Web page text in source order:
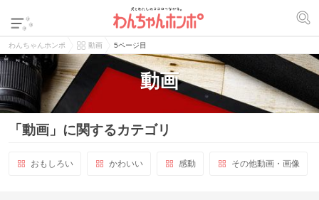
わんちゃんホンポ 動画 5ページ目
動画
「動画」に関するカテゴリ
おもしろい かわいい 感動 その他動画・画像